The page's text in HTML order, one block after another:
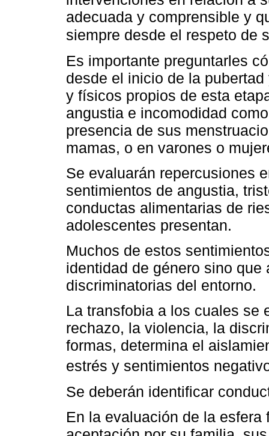
adecuada y comprensible y
siempre desde el respeto de
Es importante preguntarles
desde el inicio de la
y físicos propios de esta
angustia e incomodidad
presencia de sus
mamas, o en varones o
Se evaluarán repercusiones
sentimientos de angustia,
conductas alimentarias de
adolescentes presentan.
Muchos de estos
identidad de género sino
discriminatorias del entorno.
La transfobia a los cuales se
rechazo, la violencia, la
formas, determina el
estrés y sentimientos
Se deberán identificar
En la evaluación de la